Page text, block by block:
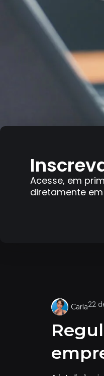
Acesse, em
diretamente
Carla22